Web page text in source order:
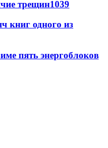
трещин1039
книг одного из
пять энергоблоков